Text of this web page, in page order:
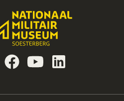
InstagramFacebookYoutube